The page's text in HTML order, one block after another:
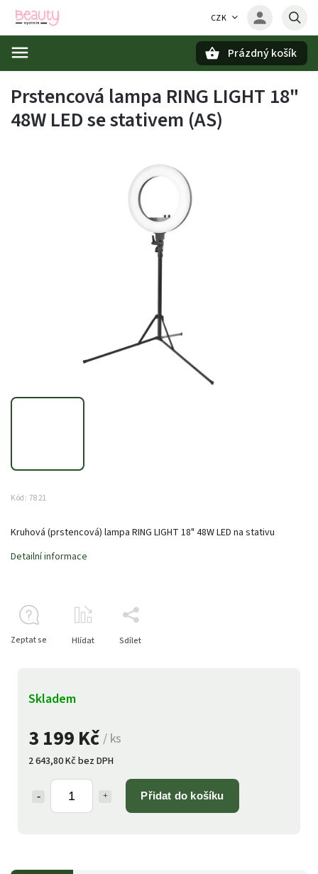
CZK
Prázdný košík
Prstencová lampa RING LIGHT 18"
48W LED se stativem (AS)
Kód: 7821
3 199 Kč/ ks
2 643,80 Kč bez DPH
Přidat do košíku
Skladem
Kruhová (prstencová) lampa RING LIGHT 18" 48W LED na stativu
Detailní informace
Zeptat se Hlídat Sdílet